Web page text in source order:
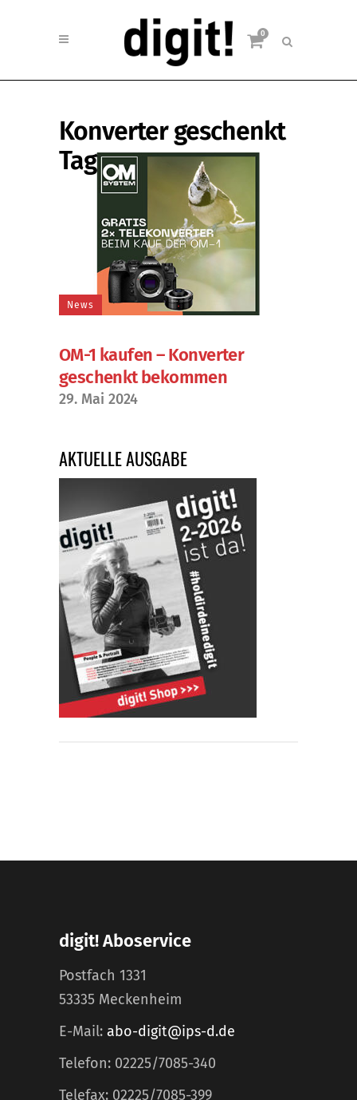
0
Konverter geschenkt
Tag
News
OM-1 kaufen – Konverter
geschenkt bekommen
29. Mai 2024
AKTUELLE AUSGABE
digit! Aboservice
Postfach 1331
53335 Meckenheim
E-Mail: abo-digit@ips-d.de
Telefon: 02225/7085-340
Telefax: 02225/7085-399